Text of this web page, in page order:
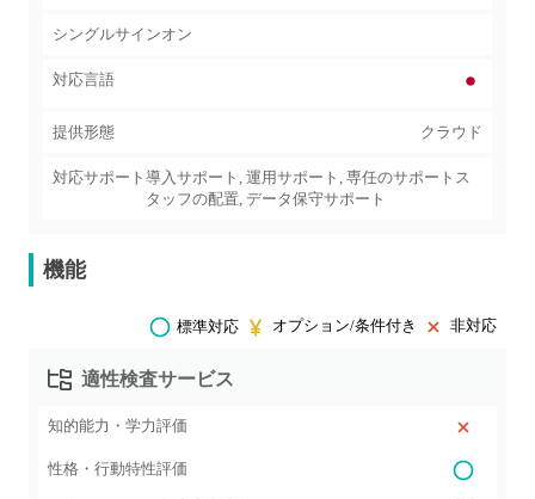
シングルサインオン
対応言語
提供形態 クラウド
対応サポート 導入サポート, 運用サポート, 専任のサポートス
タッフの配置, データ保守サポート
機能
標準対応 オプション/条件付き 非対応
適性検査サービス
知的能力・学力評価
性格・行動特性評価